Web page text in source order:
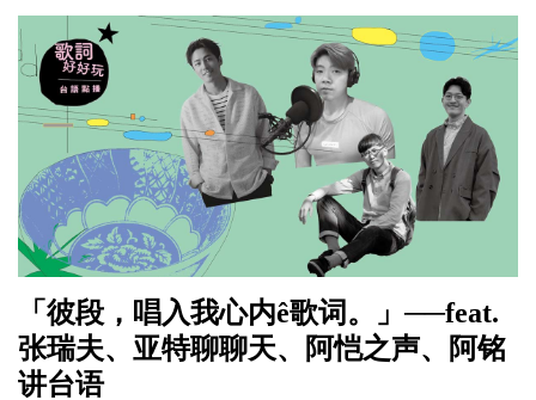
「彼段，唱入我心内ê歌词。」──feat.
张瑞夫、亚特聊聊天、阿恺之声、阿铭
讲台语